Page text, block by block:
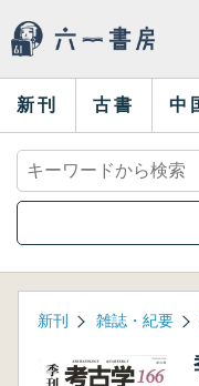
新刊 古書 中
新刊 雑誌・紀要